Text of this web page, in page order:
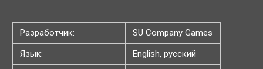
Разработчик:
SU Company Games
Язык:
English, русский